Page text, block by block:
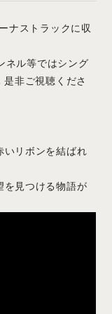
ナストラックに収
ネル等ではシング
是非ご視聴くださ
いリボンを結ばれ
を見つける物語が